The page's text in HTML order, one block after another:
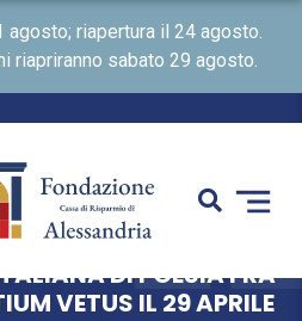
agosto; riapertura il 24 agosto.
riapriranno sabato 29 agosto.
DI POESIA FRA
VETUS IL 29 APRILE